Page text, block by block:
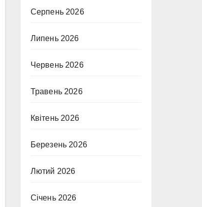
Серпень 2026
Липень 2026
Червень 2026
Травень 2026
Квітень 2026
Березень 2026
Лютий 2026
Січень 2026